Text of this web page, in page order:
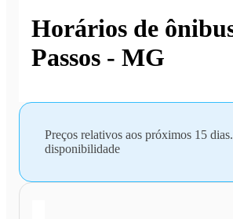
Horários de
Passos - MG
Preços relativos aos próximos 15
disponibilidade